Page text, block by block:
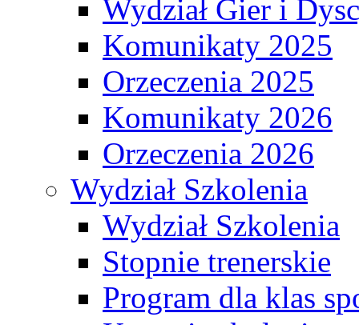
Wydział Gier i
Komunikaty 2025
Orzeczenia 2025
Komunikaty 2026
Orzeczenia 2026
Wydział Szkolenia
Wydział Szkolenia
Stopnie trenerskie
Program dla klas